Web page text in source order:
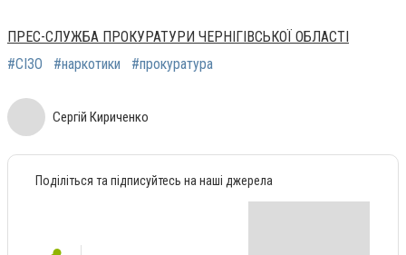
ПРЕС-СЛУЖБА ПРОКУРАТУРИ ЧЕРНІГІВСЬКОЇ ОБЛАСТІ
#СІЗО
#наркотики #прокуратура
Сергій Кириченко
Поділіться та підписуйтесь на наші джерела